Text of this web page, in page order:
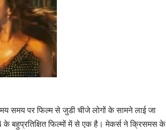
समय पर फिल्म से जुडी चीजे लोगों के सामने लाई जा
के बहुप्रतिक्षित फिल्मों में से एक है। मेकर्स ने क्रिसमस के